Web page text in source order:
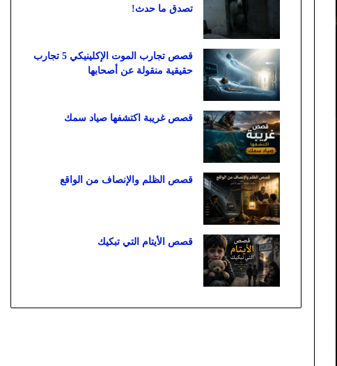
تصدق ما حدث!
قصص تجارب الموت الإكلينيكي 5 تجارب
حقيقية منقولة عن أصحابها
قصص غريبة اكتشفها صياد سمك
قصص الظلم والإنصاف من الواقع
قصص الأيتام التي تبكيك